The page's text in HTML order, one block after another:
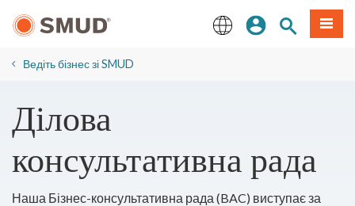
до
змісту
Увійдіть
Пошук по
Меню
Ведіть бізнес зі SMUD
​Ділова
консультативна рада
Наша Бізнес-консультативна рада (BAC) виступає за